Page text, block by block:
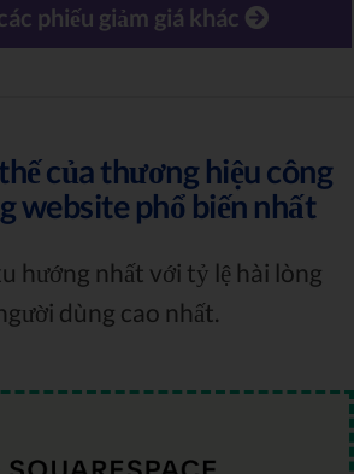
phiếu giảm giá khác
của thương hiệu công
website phổ biến nhất
hướng nhất với tỷ lệ hài lòng
dùng cao nhất.